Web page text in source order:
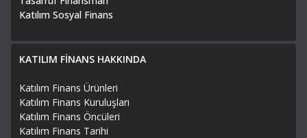
Katılım Sosyal Finans
KATILIM FİNANS HAKKINDA
Katılım Finans Ürünleri
Katılım Finans Kuruluşları
Katılım Finans Öncüleri
Katılım Finans Tarihi